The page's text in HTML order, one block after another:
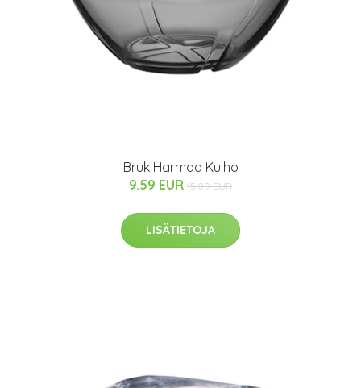
Bruk Harmaa Kulho
9.59 EUR 15.09 EUR
LISÄTIETOJA